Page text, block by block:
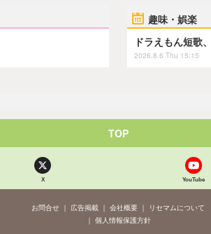
趣味・娯楽
ドラえもん短歌
2026.8.6 Thu 15:15
TOP
X YouTube
お問合せ 広告掲載 会社概要
リセマムについて
個人情報保護方針